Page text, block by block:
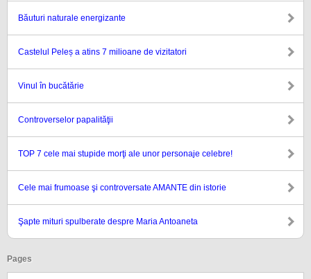
Băuturi naturale energizante
Castelul Peleș a atins 7 milioane de vizitatori
Vinul în bucătărie
Controverselor papalităţii
TOP 7 cele mai stupide morţi ale unor personaje celebre!
Cele mai frumoase şi controversate AMANTE din istorie
Şapte mituri spulberate despre Maria Antoaneta
Pages